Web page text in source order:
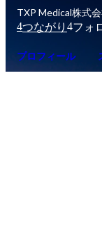
TXP Medical株式
4つながり 4フォ
プロフィール